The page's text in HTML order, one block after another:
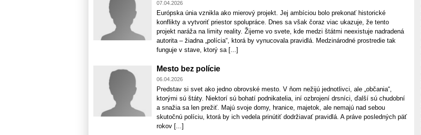
07.04.2026
Európska únia vznikla ako mierový projekt. Jej ambíciou bolo prekonať historické
konflikty a vytvoriť priestor spolupráce. Dnes sa však čoraz viac ukazuje, že tento
projekt naráža na limity reality. Žijeme vo svete, kde medzi štátmi neexistuje nadradená
autorita – žiadna „polícia“, ktorá by vynucovala pravidlá. Medzinárodné prostredie tak
funguje v stave, ktorý sa [...]
Mesto bez polície
06.04.2026
Predstav si svet ako jedno obrovské mesto. V ňom nežijú jednotlivci, ale „občania“,
ktorými sú štáty. Niektorí sú bohatí podnikatelia, iní ozbrojení drsníci, ďalší sú chudobní
a snažia sa len prežiť. Majú svoje domy, hranice, majetok, ale nemajú nad sebou
skutočnú políciu, ktorá by ich vedela prinútiť dodržiavať pravidlá. A práve posledných päť
rokov [...]